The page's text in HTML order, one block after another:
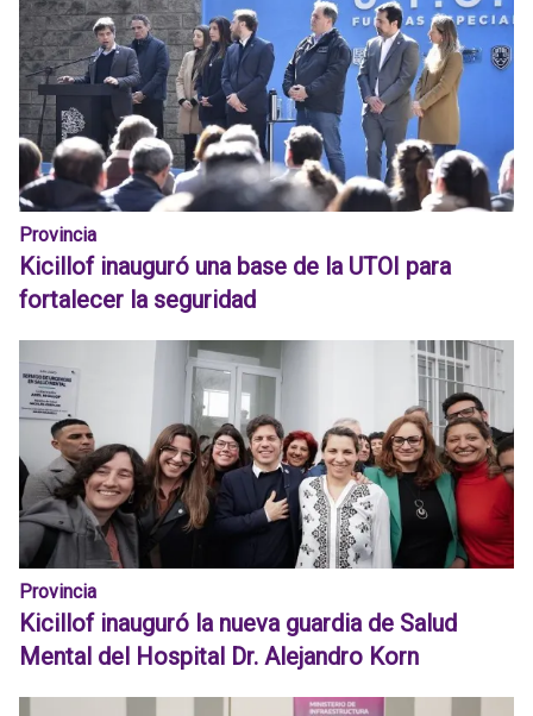
Provincia
Kicillof inauguró una base de la UTOI para
fortalecer la seguridad
Provincia
Kicillof inauguró la nueva guardia de Salud
Mental del Hospital Dr. Alejandro Korn